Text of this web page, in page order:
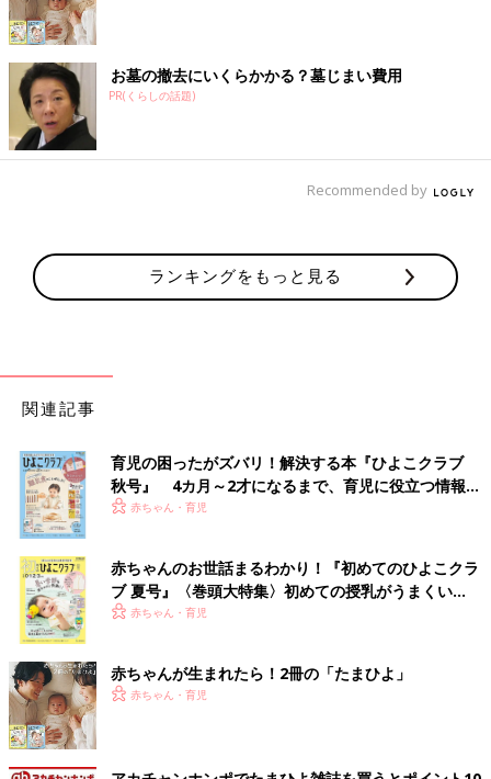
お墓の撤去にいくらかかる？墓じまい費用
PR(くらしの話題)
Recommended by
ランキングをもっと見る
関連記事
育児の困ったがズバリ！解決する本『ひよこクラブ
秋号』 4カ月～2才になるまで、育児に役立つ情報が
いっぱい！
赤ちゃん・育児
赤ちゃんのお世話まるわかり！『初めてのひよこクラ
ブ 夏号』〈巻頭大特集〉初めての授乳がうまくい
く！ おっぱい・ミルクの基本と夏のトラブル 解決テ
赤ちゃん・育児
赤ちゃんが生まれたら！2冊の「たまひよ」
赤ちゃん・育児